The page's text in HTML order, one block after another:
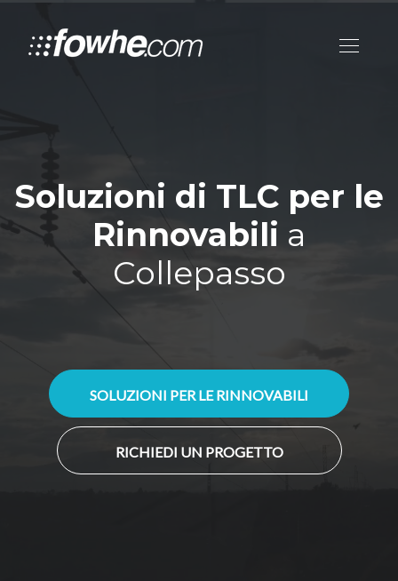
Soluzioni di TLC per le
Rinnovabili a
Collepasso
SOLUZIONI PER LE RINNOVABILI
RICHIEDI UN PROGETTO